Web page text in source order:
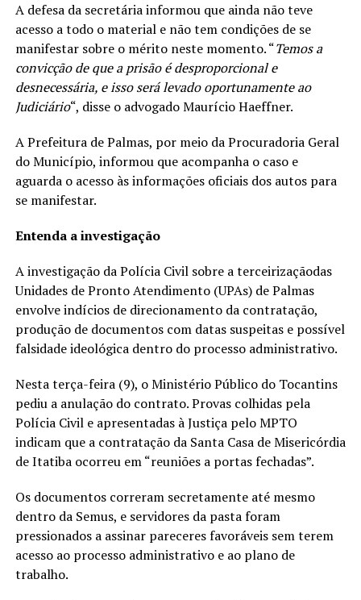
A defesa da secretária informou que ainda não teve
acesso a todo o material e não tem condições de se
manifestar sobre o mérito neste momento. “Temos a
convicção de que a prisão é desproporcional e
desnecessária, e isso será levado oportunamente ao
Judiciário“, disse o advogado Maurício Haeffner.
A Prefeitura de Palmas, por meio da Procuradoria Geral
do Município, informou que acompanha o caso e
aguarda o acesso às informações oficiais dos autos para
se manifestar.
Entenda a investigação
A investigação da Polícia Civil sobre a terceirizaçãodas
Unidades de Pronto Atendimento (UPAs) de Palmas
envolve indícios de direcionamento da contratação,
produção de documentos com datas suspeitas e possível
falsidade ideológica dentro do processo administrativo.
Nesta terça-feira (9), o Ministério Público do Tocantins
pediu a anulação do contrato. Provas colhidas pela
Polícia Civil e apresentadas à Justiça pelo MPTO
indicam que a contratação da Santa Casa de Misericórdia
de Itatiba ocorreu em “reuniões a portas fechadas”.
Os documentos correram secretamente até mesmo
dentro da Semus, e servidores da pasta foram
pressionados a assinar pareceres favoráveis sem terem
acesso ao processo administrativo e ao plano de
trabalho.